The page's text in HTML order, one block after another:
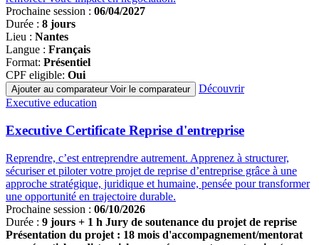
Prochaine session : 06/04/2027
Durée : 8 jours
Lieu : Nantes
Langue : Français
Format: Présentiel
CPF eligible: Oui
Ajouter au comparateur Voir le comparateur
Découvrir
Famille
programmes
Executive education
Executive Certificate Reprise d'entreprise
Reprendre, c’est entreprendre autrement. Apprenez à structurer,
sécuriser et piloter votre projet de reprise d’entreprise grâce à une
approche stratégique, juridique et humaine, pensée pour transformer
une opportunité en trajectoire durable.
Prochaine session : 06/10/2026
Durée : 9 jours + 1 h Jury de soutenance du projet de reprise
Présentation du projet : 18 mois d'accompagnement/mentorat